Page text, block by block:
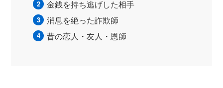
金銭を持ち逃げした相手
消息を絶った詐欺師
昔の恋人・友人・恩師